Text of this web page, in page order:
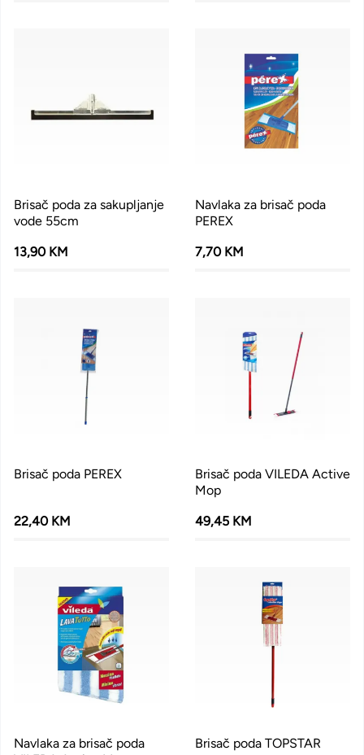
Brisač poda za sakupljanje
vode 55cm
13,90 KM
Navlaka za brisač poda
PEREX
7,70 KM
Brisač poda PEREX
22,40 KM
Brisač poda VILEDA Active
Mop
49,45 KM
Navlaka za brisač poda
Brisač poda TOPSTAR